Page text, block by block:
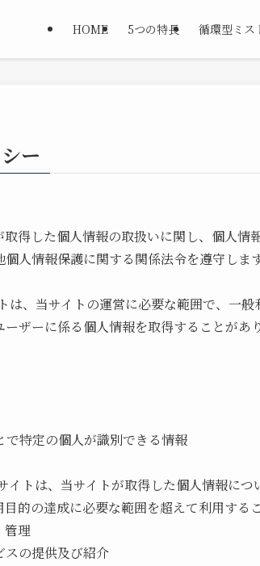
HOME 5つの特長 循環型ミス
ー
得した個人情報の取扱いに関し、個人
人情報保護に関する関係法令を遵守します
は、当サイトの運営に必要な範囲で、一
ザーに係る個人情報を取得することがあ
特定の個人が識別できる情報
イトは、当サイトが取得した個人情報に
的の達成に必要な範囲を超えて利用する
管理
の提供及び紹介